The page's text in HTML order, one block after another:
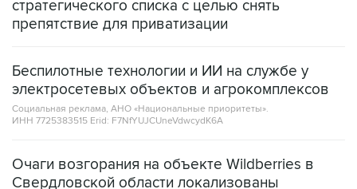
Беспилотные технологии и ИИ на службе у
Социальная реклама, АНО «Национальные приоритеты».
ИНН 7725383515 Erid: F7NfYUJCUneVdwcydK6A
Очаги возгорания на объекте Wildberries в